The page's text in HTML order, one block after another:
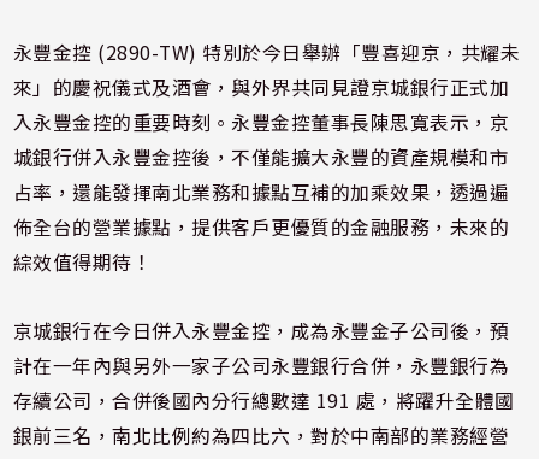
永豐金控 (2890-TW) 特別於今日舉辦「豐喜迎京，共耀未
來」的慶祝儀式及酒會，與外界共同見證京城銀行正式加
入永豐金控的重要時刻。永豐金控董事長陳思寬表示，京
城銀行併入永豐金控後，不僅能擴大永豐的資產規模和市
占率，還能發揮南北業務和據點互補的加乘效果，透過遍
佈全台的營業據點，提供客戶更優質的金融服務，未來的
綜效值得期待！
京城銀行在今日併入永豐金控，成為永豐金子公司後，預
計在一年內與另外一家子公司永豐銀行合併，永豐銀行為
存續公司，合併後國內分行總數達 191 處，將躍升全體國
銀前三名，南北比例約為四比六，對於中南部的業務經營